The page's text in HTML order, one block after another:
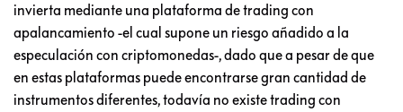
invierta mediante una plataforma de trading con
apalancamiento -el cual supone un riesgo añadido a la
especulación con criptomonedas-, dado que a pesar de que
en estas plataformas puede encontrarse gran cantidad de
instrumentos diferentes, todavía no existe trading con